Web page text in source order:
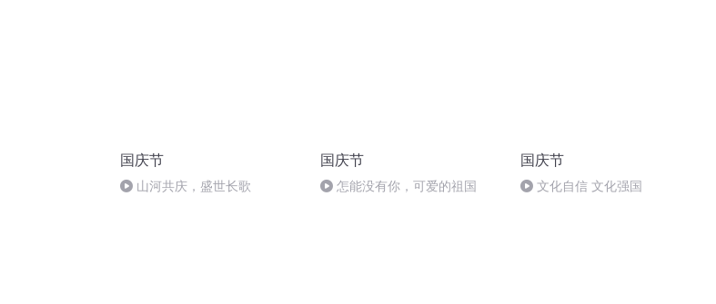
国庆节
山河共庆，盛世长歌
国庆节
怎能没有你，可爱的祖国
国庆节
文化自信 文化强国